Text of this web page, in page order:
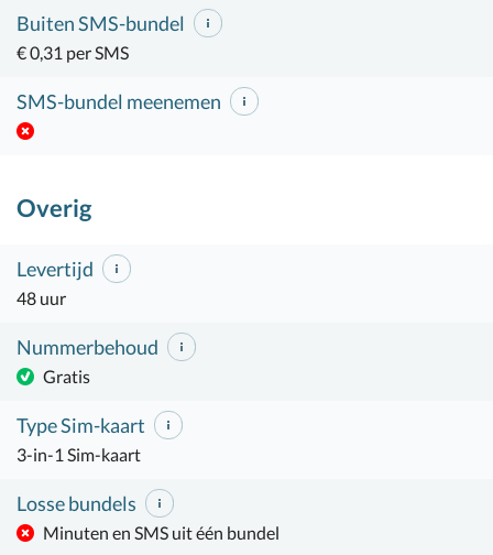
Buiten SMS-bundel
€ 0,31 per SMS
SMS-bundel meenemen
Overig
Levertijd
48 uur
Nummerbehoud
Gratis
Type Sim-kaart
3-in-1 Sim-kaart
Losse bundels
Minuten en SMS uit één bundel